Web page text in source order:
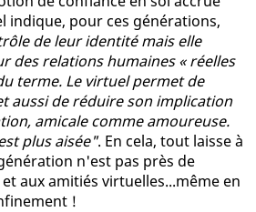
indique, pour ces générations,
de leur identité mais elle
des relations humaines « réelles
terme. Le virtuel permet de
aussi de réduire son implication
amicale comme amoureuse.
plus aisée". En cela, tout laisse à
n'est pas près de
aux amitiés virtuelles...même en
!